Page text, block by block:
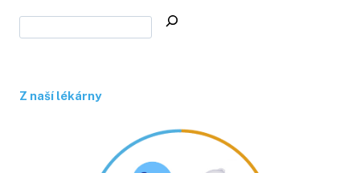
Z naší lékárny